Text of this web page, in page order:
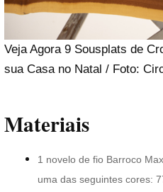
Veja Agora 9 Sousplats de
sua Casa no Natal / Foto:
Materiais
1 novelo de fio Barroco
uma das seguintes cores: